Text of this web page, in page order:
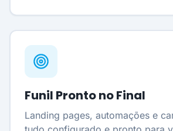
Funil Pronto no Final
Landing pages, automações e